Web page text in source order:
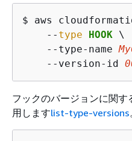
$ aws
    --
type HOOK \
    --type-name
    --version-id
フックのバージョンに関
用しますlist-type-versions